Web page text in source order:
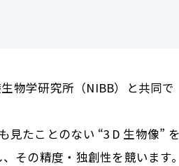
物学研究所（NIBB）と共同で
たことのない “3 D 生物像”
その精度・独創性を競います